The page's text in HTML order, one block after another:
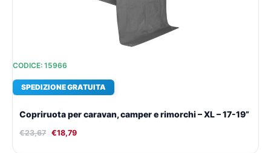
CODICE: 15966
SPEDIZIONE GRATUITA
Copriruota per caravan, camper e rimorchi – XL – 17-19”
€23,67 €18,79